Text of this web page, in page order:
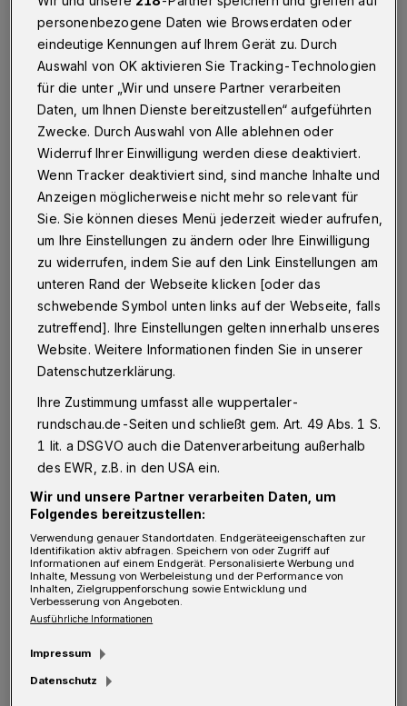
Betr.: Rundschau-Wochenend-Satire „Nach
Toreschluss“
29.03.2021 , 16:09 Uhr Eine Minute Lesezeit
S ehr geehrter Herr Trapp,
nicht nur bei Google-Maps erscheinen
wunderliche Dinge über Wuppertal.
Wer als interessierter Reisender sich bei
Google informiert und eine Reise plant, findet
unter dem Stichpunkt „Wuppertal, Stadt in
Nordrhein-Westfalen – Reise planen,
Aktivitäten“ folgende Sehenswürdigkeiten
empfohlen: Düssel, Deutsches
Klingenmuseum (Solingen),Tierpark Fauna
(Solingen), Kunstmuseum Solingen,
Diederichstempel (Remscheid), Kluterthöhle
(Ennepetal), Grube 7 und ehemaliger Klärteich
personenbezogene Daten wie Browserdaten oder
eindeutige Kennungen auf Ihrem Gerät zu. Durch
Auswahl von OK aktivieren Sie Tracking-Technologien
für die unter „Wir und unsere Partner verarbeiten
Daten, um Ihnen Dienste bereitzustellen“ aufgeführten
Zwecke. Durch Auswahl von Alle ablehnen oder
Widerruf Ihrer Einwilligung werden diese deaktiviert.
Wenn Tracker deaktiviert sind, sind manche Inhalte und
Anzeigen möglicherweise nicht mehr so relevant für
Sie. Sie können dieses Menü jederzeit wieder aufrufen,
um Ihre Einstellungen zu ändern oder Ihre Einwilligung
zu widerrufen, indem Sie auf den Link Einstellungen am
unteren Rand der Webseite klicken [oder das
schwebende Symbol unten links auf der Webseite, falls
zutreffend]. Ihre Einstellungen gelten innerhalb unseres
Website. Weitere Informationen finden Sie in unserer
Datenschutzerklärung.
Ihre Zustimmung umfasst alle wuppertaler-
rundschau.de-Seiten und schließt gem. Art. 49 Abs. 1 S.
1 lit. a DSGVO auch die Datenverarbeitung außerhalb
des EWR, z.B. in den USA ein.
Wir und unsere Partner verarbeiten Daten, um
Folgendes bereitzustellen:
Verwendung genauer Standortdaten. Endgeräteeigenschaften zur
Identifikation aktiv abfragen. Speichern von oder Zugriff auf
Informationen auf einem Endgerät. Personalisierte Werbung und
Inhalte, Messung von Werbeleistung und der Performance von
Inhalten, Zielgruppenforschung sowie Entwicklung und
Verbesserung von Angeboten.
Ausführliche Informationen
Impressum
Datenschutz